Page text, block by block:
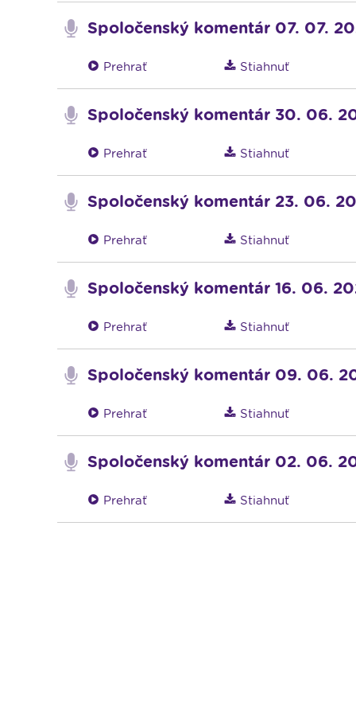
Spoločenský komentár 07. 07.
Prehrať Stiahnuť
Spoločenský komentár 30. 06.
Prehrať Stiahnuť
Spoločenský komentár 23. 06.
Prehrať Stiahnuť
Spoločenský komentár 16. 06.
Prehrať Stiahnuť
Spoločenský komentár 09. 06.
Prehrať Stiahnuť
Spoločenský komentár 02. 06.
Prehrať Stiahnuť